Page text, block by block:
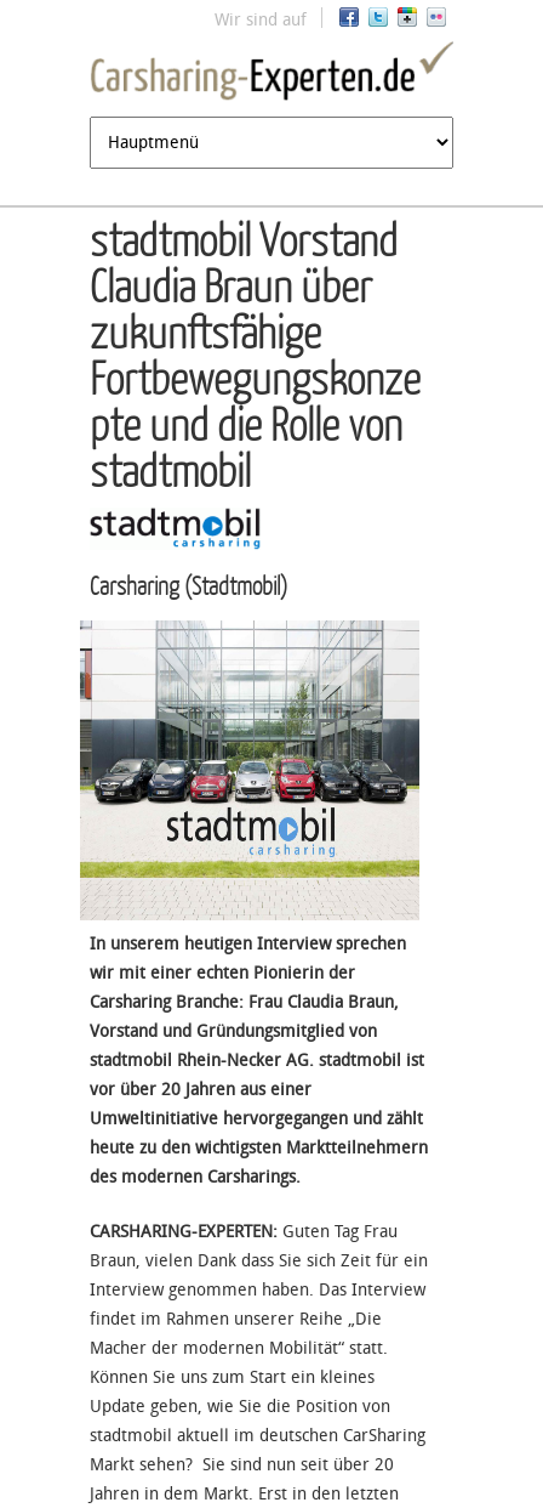
Jump to navigation
Wir sind auf
stadtmobil Vorstand
Claudia Braun über
zukunftsfähige
Fortbewegungskonze
pte und die Rolle von
stadtmobil
Carsharing (Stadtmobil)
In unserem heutigen Interview sprechen
wir mit einer echten Pionierin der
Carsharing Branche: Frau Claudia Braun,
Vorstand und Gründungsmitglied von
stadtmobil Rhein-Necker AG. stadtmobil ist
vor über 20 Jahren aus einer
Umweltinitiative hervorgegangen und zählt
heute zu den wichtigsten Marktteilnehmern
des modernen Carsharings.
CARSHARING-EXPERTEN: Guten Tag Frau
Braun, vielen Dank dass Sie sich Zeit für ein
Interview genommen haben. Das Interview
findet im Rahmen unserer Reihe „Die
Macher der modernen Mobilität“ statt.
Können Sie uns zum Start ein kleines
Update geben, wie Sie die Position von
stadtmobil aktuell im deutschen CarSharing
Markt sehen? Sie sind nun seit über 20
Jahren in dem Markt. Erst in den letzten